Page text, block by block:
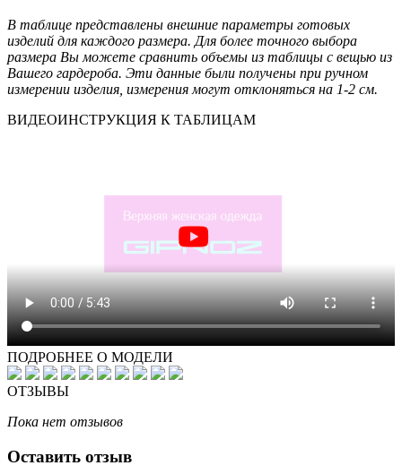
В таблице представлены внешние параметры готовых
изделий для каждого размера. Для более точного выбора
размера Вы можете сравнить объемы из таблицы с вещью из
Вашего гардероба. Эти данные были получены при ручном
измерении изделия, измерения могут отклоняться на 1-2 см.
ВИДЕОИНСТРУКЦИЯ К ТАБЛИЦАМ
ПОДРОБНЕЕ О МОДЕЛИ
ОТЗЫВЫ
Пока нет отзывов
Оставить отзыв